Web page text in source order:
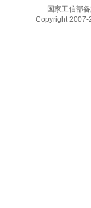
国家工信部
Copyright 2007-